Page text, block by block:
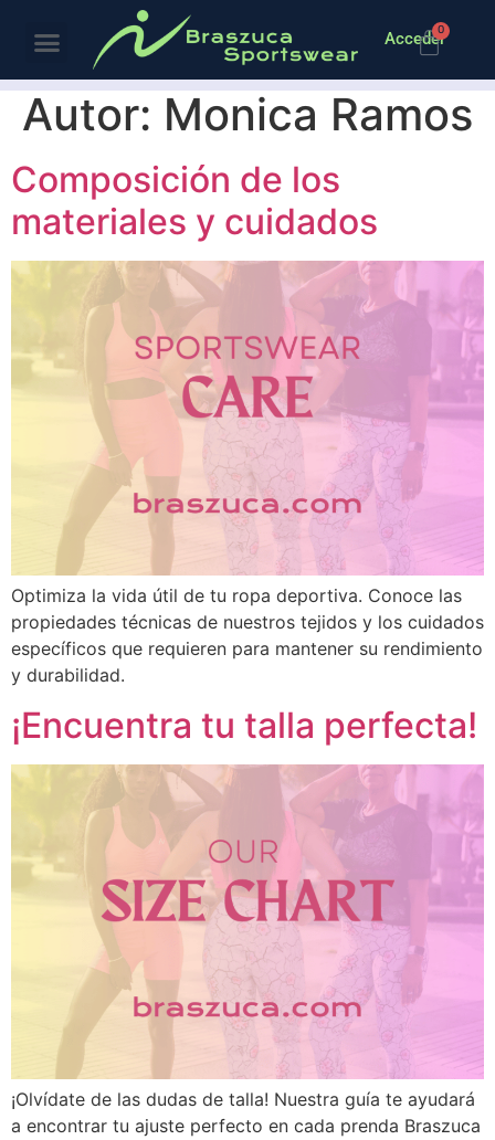
Acceder
0
Autor: Monica Ramos
Composición de los
materiales y cuidados
Optimiza la vida útil de tu ropa deportiva. Conoce las
propiedades técnicas de nuestros tejidos y los cuidados
específicos que requieren para mantener su rendimiento
y durabilidad.
¡Encuentra tu talla perfecta!
¡Olvídate de las dudas de talla! Nuestra guía te ayudará
a encontrar tu ajuste perfecto en cada prenda Braszuca